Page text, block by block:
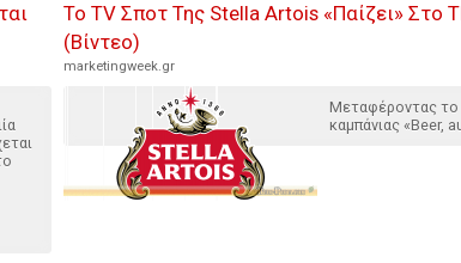
Το TV Σποτ Της Stella Artois «Παίζει» Στο
(Βίντεο)
marketingweek.gr
Μεταφέροντας το
καμπάνιας «Beer,